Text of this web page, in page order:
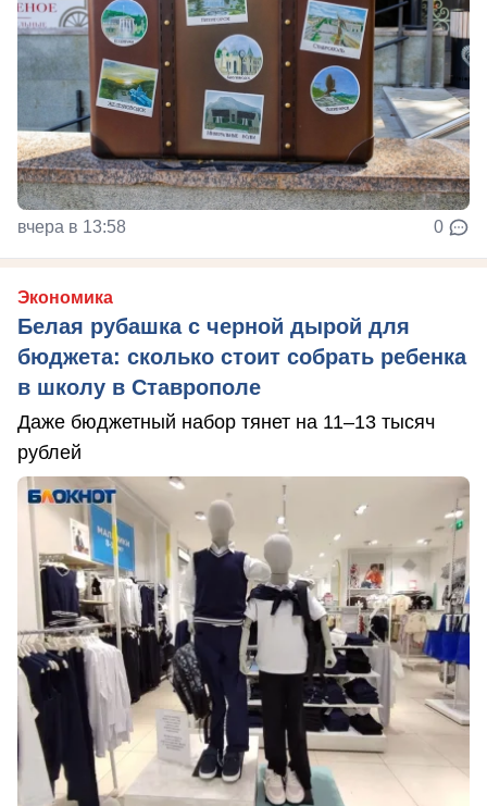
вчера в 13:58 0
Экономика
Белая рубашка с черной дырой для
бюджета: сколько стоит собрать ребенка
в школу в Ставрополе
Даже бюджетный набор тянет на 11–13 тысяч
рублей